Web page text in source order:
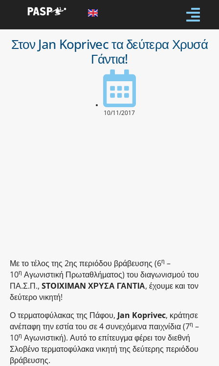
Στον Jan Koprivec τα δεύτερα Χρυσά
Γάντια!
10/11/2017
Με το τέλος της 2ης περιόδου βράβευσης (6η –
10η Αγωνιστική Πρωταθλήματος) του διαγωνισμού του
ΠΑ.Σ.Π., STOIXIMAN ΧΡΥΣΑ ΓΑΝΤΙΑ, έχουμε και τον
δεύτερο νικητή!
Ο τερματοφύλακας της Πάφου, Jan Koprivec, κράτησε
ανέπαφη την εστία του σε 4 συνεχόμενα παιχνίδια (7η –
10η Αγωνιστική). Αυτό το επίτευγμα φέρει τον διεθνή
Σλοβένο τερματοφύλακα νικητή της δεύτερης περιόδου
βράβευσης.